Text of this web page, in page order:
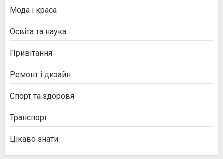
Мода і краса
Освіта та наука
Привітання
Ремонт і дизайн
Спорт та здоровя
Транспорт
Цікаво знати